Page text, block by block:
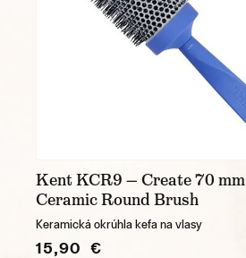
Kent KCR9 — Create 70 mm
Ceramic Round Brush
Keramická okrúhla kefa na vlasy
15,90 €